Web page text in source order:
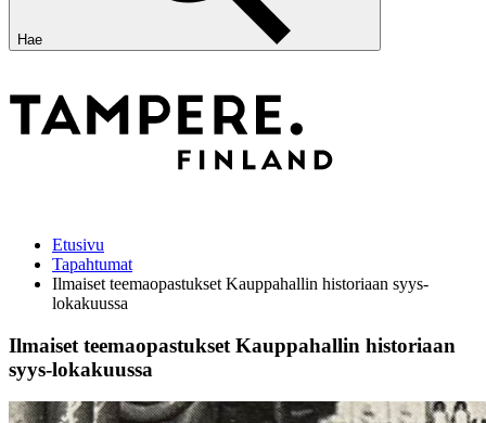
Hae
Etusivu
Tapahtumat
Ilmaiset teemaopastukset Kauppahallin historiaan syys-
lokakuussa
Ilmaiset teemaopastukset Kauppahallin historiaan
syys-lokakuussa